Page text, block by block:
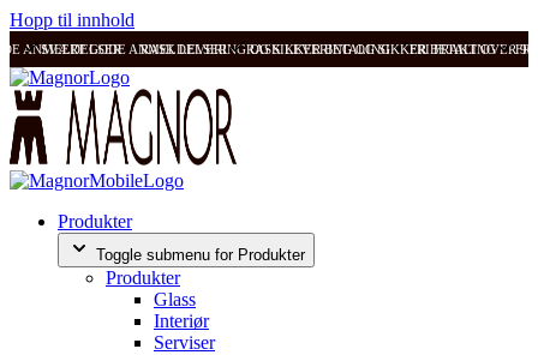
Hopp til innhold
ANMELDELSER RASK LEVERING OG SIKKER BETALING FRI FRAKT OVER
SVÆRT GODE ANMELDELSER RASK LEVERING OG SIKKER BETALING
Produkter
Toggle submenu for Produkter
Produkter
Glass
Interiør
Serviser